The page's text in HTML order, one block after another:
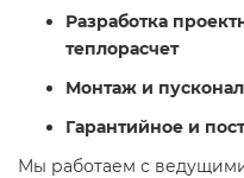
Разработка
теплорасчет
Монтаж и
Гарантийное и
Мы работаем с